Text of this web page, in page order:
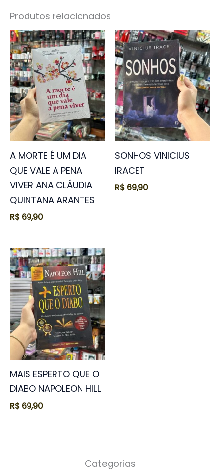
Produtos relacionados
A MORTE É UM DIA
QUE VALE A PENA
VIVER ANA CLÁUDIA
QUINTANA ARANTES
R$ 69,90
SONHOS VINICIUS
IRACET
R$ 69,90
MAIS ESPERTO QUE O
DIABO NAPOLEON HILL
R$ 69,90
Categorias